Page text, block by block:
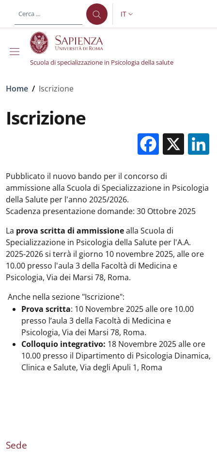
al contenuto principale
SELETTORE LINGUA:
IT
Scuola di specializzazione in Psicologia della salute
Briciole di pane
Home / Iscrizione
Iscrizione
X
Pubblicato il nuovo bando per il concorso di
ammissione alla Scuola di Specializzazione in Psicologia
della Salute per l'anno 2025/2026.
Scadenza presentazione domande: 30 Ottobre 2025
La prova scritta di ammissionealla Scuola di
Specializzazione in Psicologia della Salute per l'A.A.
2025-2026 si terrà il giorno 10 novembre 2025, alle ore
10.00 presso l'aula 3 della Facoltà di Medicina e
Psicologia, Via dei Marsi 78, Roma.
Anche nella sezione "Iscrizione":
Prova scritta: 10 Novembre 2025 alle ore 10.00
presso l’aula 3 della Facoltà di Medicina e
Psicologia, Via dei Marsi 78, Roma.
Colloquio integrativo: 18 Novembre 2025 alle ore
10.00 presso il Dipartimento di Psicologia Dinamica,
Clinica e Salute, Via degli Apuli 1, Roma
Sede